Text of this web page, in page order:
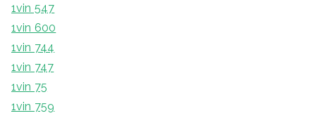
1vin 547
1vin 600
1vin 744
1vin 747
1vin 75
1vin 759